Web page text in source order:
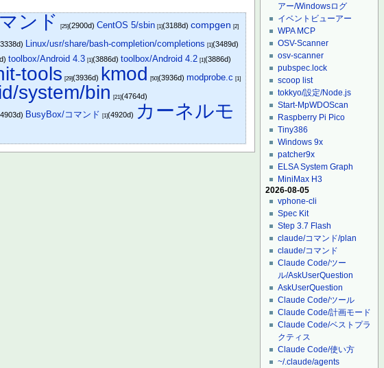
ンド [25](2900d)CentOS 5/sbin [1](3188d)compgen [2]
Linux/usr/share/bash-completion/completions [1](3489d)
toolbox/Android 4.3 [1](3886d)toolbox/Android 4.2 [1](3886d)
tools [29](3936d) kmod [50](3936d)modprobe.c [1]
system/bin [21](4764d)
BusyBox/コマンド [1](4920d) カーネルモ
アー/Windowsログ
イベントビューアー
WPA MCP
OSV-Scanner
osv-scanner
pubspec.lock
scoop list
tokkyo/設定/Node.js
Start-MpWDOScan
Raspberry Pi Pico
Tiny386
Windows 9x
patcher9x
ELSA System Graph
MiniMax H3
2026-08-05
vphone-cli
Spec Kit
Step 3.7 Flash
claude/コマンド/plan
claude/コマンド
Claude Code/ツー
ル/AskUserQuestion
AskUserQuestion
Claude Code/ツール
Claude Code/計画モード
Claude Code/ベストプラ
クティス
Claude Code/使い方
~/.claude/agents